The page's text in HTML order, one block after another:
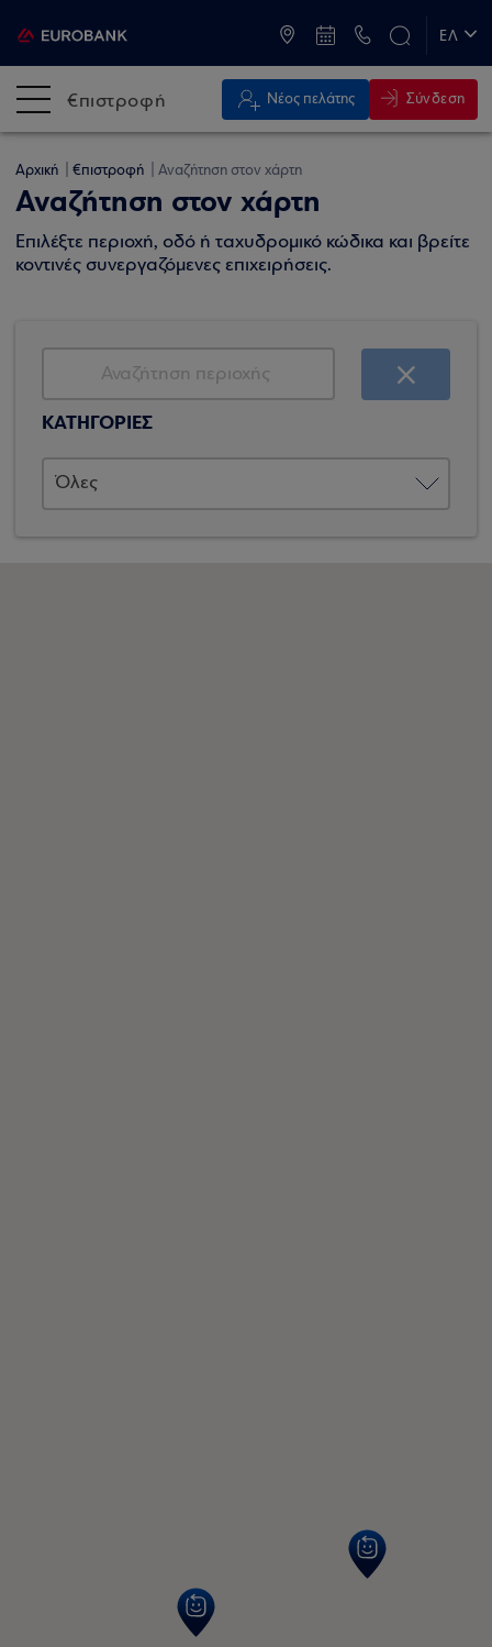
ΕΛ
€πιστροφή Νέος πελάτης Σύνδεση
Αρχική €πιστροφή Αναζήτηση στον χάρτη
Αναζήτηση στον χάρτη
Επιλέξτε περιοχή, οδό ή ταχυδρομικό κώδικα και βρείτε
κοντινές συνεργαζόμενες επιχειρήσεις.
ΚΑΤΗΓΟΡΙΕΣ